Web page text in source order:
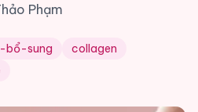
Phạm
bổ-sung
collagen